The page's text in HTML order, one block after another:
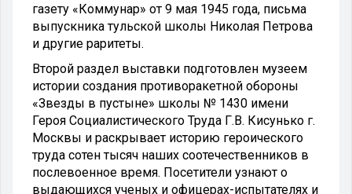
газету «Коммунар» от 9 мая 1945 года, письма
выпускника тульской школы Николая Петрова
и другие раритеты.
Второй раздел выставки подготовлен музеем
истории создания противоракетной обороны
«Звезды в пустыне» школы № 1430 имени
Героя Социалистического Труда Г.В. Кисунько г.
Москвы и раскрывает историю героического
труда сотен тысяч наших соотечественников в
послевоенное время. Посетители узнают о
выдающихся ученых и офицерах-испытателях и